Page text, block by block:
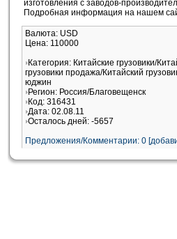
изготовления с заводов-
Подробная информация на нашем
Валюта: USD
Цена: 110000
Категория: Китайские грузовики/
грузовики продажа/Китайский
юджин
Регион: Россия/Благовещенск
Код: 316431
Дата: 02.08.11
Осталось дней: -5657
Предложения/Комментарии: 0